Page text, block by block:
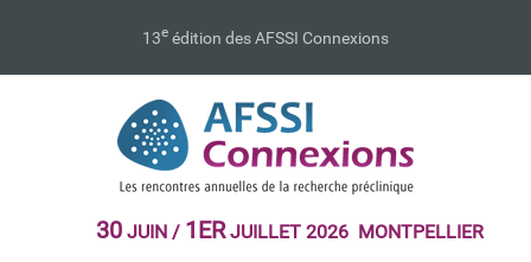
13e édition des AFSSI Connexions
30JUIN / 1ERJUILLET 2026 MONTPELLIER